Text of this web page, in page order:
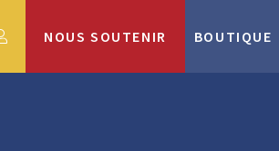
NOUS SOUTENIR BOUTIQUE